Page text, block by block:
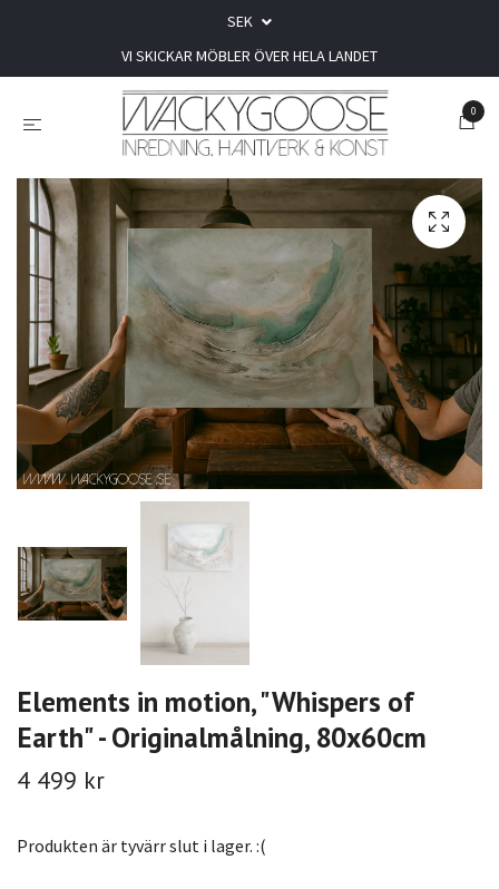
SEK
VI SKICKAR MÖBLER ÖVER HELA LANDET
0
Elements in motion, "Whispers of
Earth" - Originalmålning, 80x60cm
4 499 kr
Produkten är tyvärr slut i lager. :(